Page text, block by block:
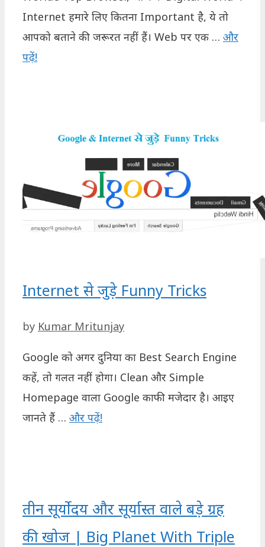
Internet हमारे लिए कितना Important है, ये तो
आपको बताने की जरूरत नहीं हैं। Web पर एक … और
पढ़ें!
Internet से जुड़े Funny Tricks
by Kumar Mritunjay
Google को अगर दुनिया का Best Search Engine
कहें, तो गलत नहीं होगा। Clean और Simple
Homepage वाला Google काफी मजेदार है। आइए
जानते हैं … और पढ़ें!
तीन सूर्योदय और सूर्यास्त वाले बड़े ग्रह
की खोज | Big Planet With Triple